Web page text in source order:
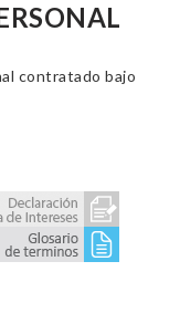
contratado bajo